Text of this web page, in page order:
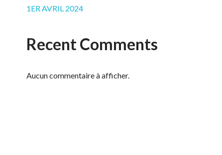
1ER AVRIL 2024
Recent Comments
Aucun commentaire à afficher.